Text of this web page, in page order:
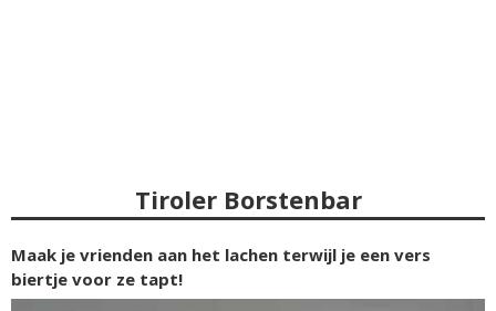
Tiroler Borstenbar
Maak je vrienden aan het lachen terwijl je een vers
biertje voor ze tapt!